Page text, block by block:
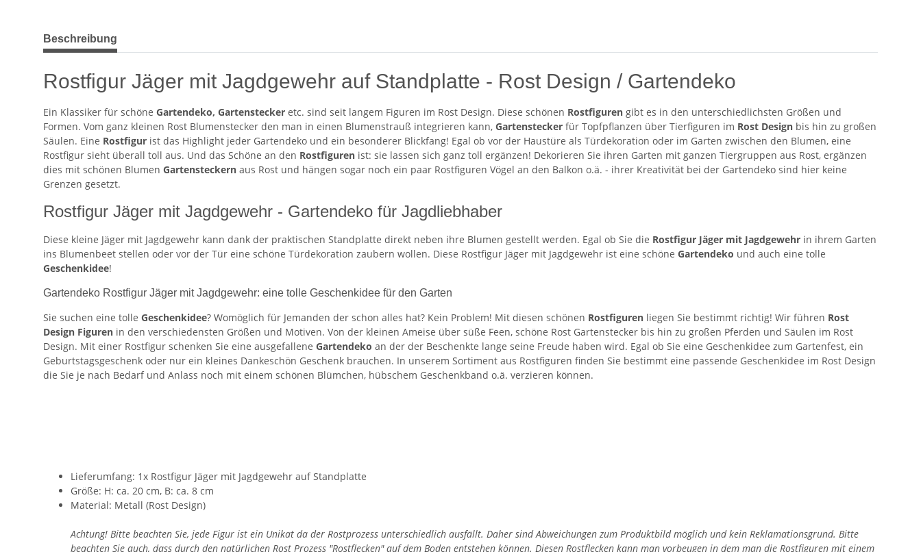
weitere Registerkarten anzeigen
Beschreibung
Rostfigur Jäger mit Jagdgewehr auf Standplatte - Rost Design / Gartendeko
Ein Klassiker für schöne Gartendeko, Gartenstecker etc. sind seit langem Figuren im Rost Design. Diese schönen Rostfiguren gibt es in den unterschiedlichsten Größen und
Formen. Vom ganz kleinen Rost Blumenstecker den man in einen Blumenstrauß integrieren kann, Gartenstecker für Topfpflanzen über Tierfiguren im Rost Design bis hin zu großen
Säulen. Eine Rostfigur ist das Highlight jeder Gartendeko und ein besonderer Blickfang! Egal ob vor der Haustüre als Türdekoration oder im Garten zwischen den Blumen, eine
Rostfigur sieht überall toll aus. Und das Schöne an den Rostfiguren ist: sie lassen sich ganz toll ergänzen! Dekorieren Sie ihren Garten mit ganzen Tiergruppen aus Rost, ergänzen
dies mit schönen Blumen Gartensteckern aus Rost und hängen sogar noch ein paar Rostfiguren Vögel an den Balkon o.ä. - ihrer Kreativität bei der Gartendeko sind hier keine
Grenzen gesetzt.
Rostfigur Jäger mit Jagdgewehr - Gartendeko für Jagdliebhaber
Diese kleine Jäger mit Jagdgewehr kann dank der praktischen Standplatte direkt neben ihre Blumen gestellt werden. Egal ob Sie die Rostfigur Jäger mit Jagdgewehr in ihrem Garten
ins Blumenbeet stellen oder vor der Tür eine schöne Türdekoration zaubern wollen. Diese Rostfigur Jäger mit Jagdgewehr ist eine schöne Gartendeko und auch eine tolle
Geschenkidee!
Gartendeko Rostfigur Jäger mit Jagdgewehr: eine tolle Geschenkidee für den Garten
Sie suchen eine tolle Geschenkidee? Womöglich für Jemanden der schon alles hat? Kein Problem! Mit diesen schönen Rostfiguren liegen Sie bestimmt richtig! Wir führen Rost
Design Figuren in den verschiedensten Größen und Motiven. Von der kleinen Ameise über süße Feen, schöne Rost Gartenstecker bis hin zu großen Pferden und Säulen im Rost
Design. Mit einer Rostfigur schenken Sie eine ausgefallene Gartendeko an der der Beschenkte lange seine Freude haben wird. Egal ob Sie eine Geschenkidee zum Gartenfest, ein
Geburtstagsgeschenk oder nur ein kleines Dankeschön Geschenk brauchen. In unserem Sortiment aus Rostfiguren finden Sie bestimmt eine passende Geschenkidee im Rost Design
die Sie je nach Bedarf und Anlass noch mit einem schönen Blümchen, hübschem Geschenkband o.ä. verzieren können.
Lieferumfang: 1x Rostfigur Jäger mit Jagdgewehr auf Standplatte
Größe: H: ca. 20 cm, B: ca. 8 cm
Material: Metall (Rost Design)
Achtung! Bitte beachten Sie, jede Figur ist ein Unikat da der Rostprozess unterschiedlich ausfällt. Daher sind Abweichungen zum Produktbild möglich und kein Reklamationsgrund. Bitte
beachten Sie auch, dass durch den natürlichen Rost Prozess "Rostflecken" auf dem Boden entstehen können. Diesen Rostflecken kann man vorbeugen in dem man die Rostfiguren mit einem